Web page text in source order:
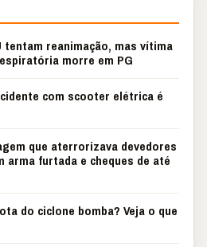
tentam reanimação, mas vítima
morre em PG
com scooter elétrica é
que aterrorizava devedores
arma furtada e cheques de até
do ciclone bomba? Veja o que